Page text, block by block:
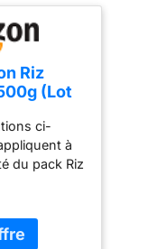
Riz
(Lot
ci-
à
du pack Riz
de
crémeuse
Cet